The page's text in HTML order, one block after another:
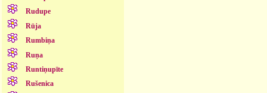
Rudupe
Rūja
Rumbiņa
Ruņa
Runtiņupīte
Rušenica